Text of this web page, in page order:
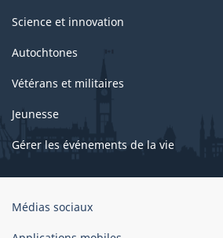
Science et innovation
Autochtones
Vétérans et militaires
Jeunesse
Gérer les événements de la vie
Organisation
Médias sociaux